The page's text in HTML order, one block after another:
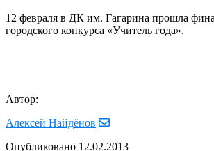
12 февраля в ДК им. Гагарина прошла
городского конкурса «Учитель года».
Автор:
Алексей Найдёнов
Опубликовано 12.02.2013